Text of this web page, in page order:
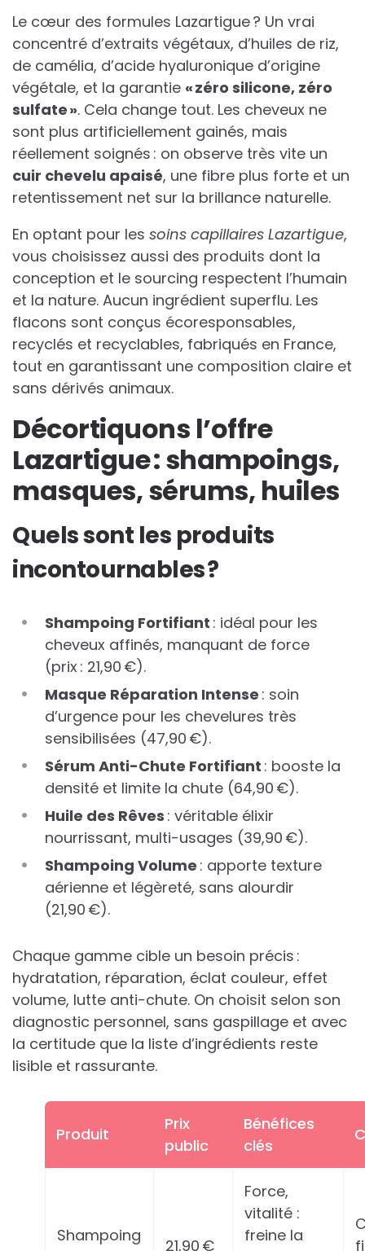
Le cœur des formules Lazartigue ? Un vrai
concentré d’extraits végétaux, d’huiles de riz,
de camélia, d’acide hyaluronique d’origine
végétale, et la garantie « zéro silicone, zéro
sulfate ». Cela change tout. Les cheveux ne
sont plus artificiellement gainés, mais
réellement soignés : on observe très vite un
cuir chevelu apaisé, une fibre plus forte et un
retentissement net sur la brillance naturelle.
En optant pour les soins capillaires Lazartigue,
vous choisissez aussi des produits dont la
conception et le sourcing respectent l’humain
et la nature. Aucun ingrédient superflu. Les
flacons sont conçus écoresponsables,
recyclés et recyclables, fabriqués en France,
tout en garantissant une composition claire et
sans dérivés animaux.
Décortiquons l’offre
Lazartigue : shampoings,
masques, sérums, huiles
Quels sont les produits
incontournables ?
Shampoing Fortifiant : idéal pour les
cheveux affinés, manquant de force
(prix : 21,90 €).
Masque Réparation Intense : soin
d’urgence pour les chevelures très
sensibilisées (47,90 €).
Sérum Anti-Chute Fortifiant : booste la
densité et limite la chute (64,90 €).
Huile des Rêves : véritable élixir
nourrissant, multi-usages (39,90 €).
Shampoing Volume : apporte texture
aérienne et légèreté, sans alourdir
(21,90 €).
Chaque gamme cible un besoin précis :
hydratation, réparation, éclat couleur, effet
volume, lutte anti-chute. On choisit selon son
diagnostic personnel, sans gaspillage et avec
la certitude que la liste d’ingrédients reste
lisible et rassurante.
Produit
Prix
public
Bénéfices
clés
Shampoing
21,90 €
Force,
vitalité :
freine la